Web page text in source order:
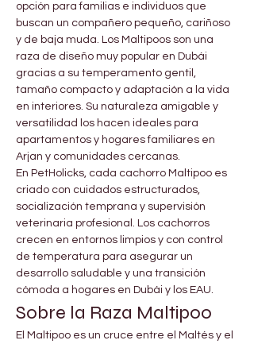
opción para familias e individuos que
buscan un compañero pequeño, cariñoso
y de baja muda. Los Maltipoos son una
raza de diseño muy popular en Dubái
gracias a su temperamento gentil,
tamaño compacto y adaptación a la vida
en interiores. Su naturaleza amigable y
versatilidad los hacen ideales para
apartamentos y hogares familiares en
Arjan y comunidades cercanas.
En PetHolicks, cada cachorro Maltipoo es
criado con cuidados estructurados,
socialización temprana y supervisión
veterinaria profesional. Los cachorros
crecen en entornos limpios y con control
de temperatura para asegurar un
desarrollo saludable y una transición
cómoda a hogares en Dubái y los EAU.
Sobre la Raza Maltipoo
El Maltipoo es un cruce entre el Maltés y el